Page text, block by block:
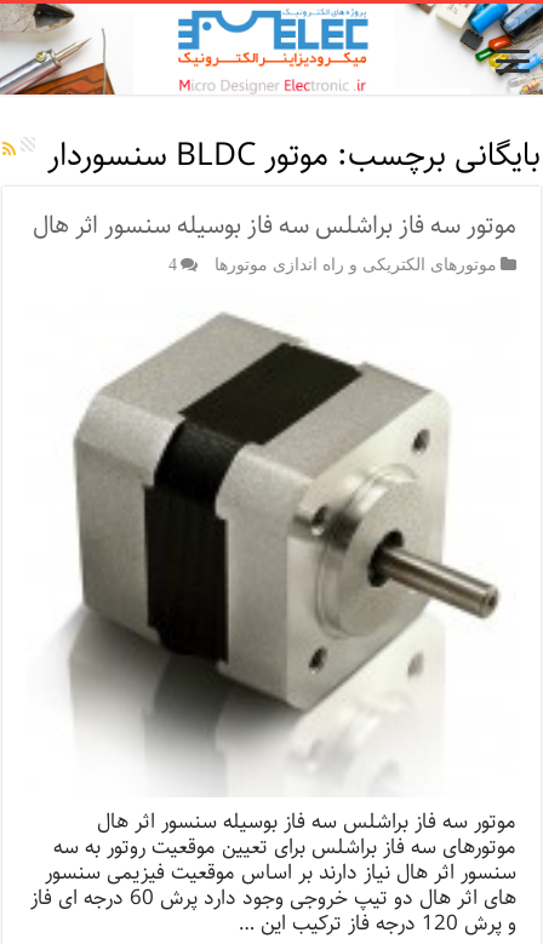
بایگانی برچسب: موتور BLDC سنسوردار
موتور سه فاز براشلس سه فاز بوسیله سنسور اثر هال
موتورهای الکتریکی و راه اندازی موتورها 4
موتور سه فاز براشلس سه فاز بوسیله سنسور اثر هال
موتورهای سه فاز براشلس برای تعیین موقعیت روتور به سه
سنسور اثر هال نیاز دارند بر اساس موقعیت فیزیمی سنسور
های اثر هال دو تیپ خروجی وجود دارد پرش 60 درجه ای فاز
و پرش 120 درجه فاز ترکیب این …